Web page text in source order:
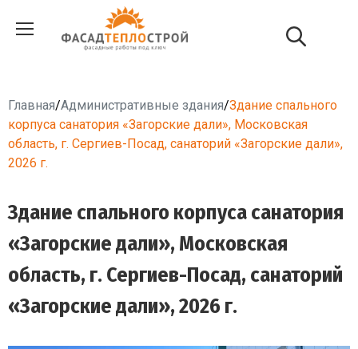
Главная/Административные здания/Здание спального
корпуса санатория «Загорские дали», Московская
область, г. Сергиев-Посад, санаторий «Загорские дали»,
2026 г.
Здание спального корпуса санатория
«Загорские дали», Московская
область, г. Сергиев-Посад, санаторий
«Загорские дали», 2026 г.